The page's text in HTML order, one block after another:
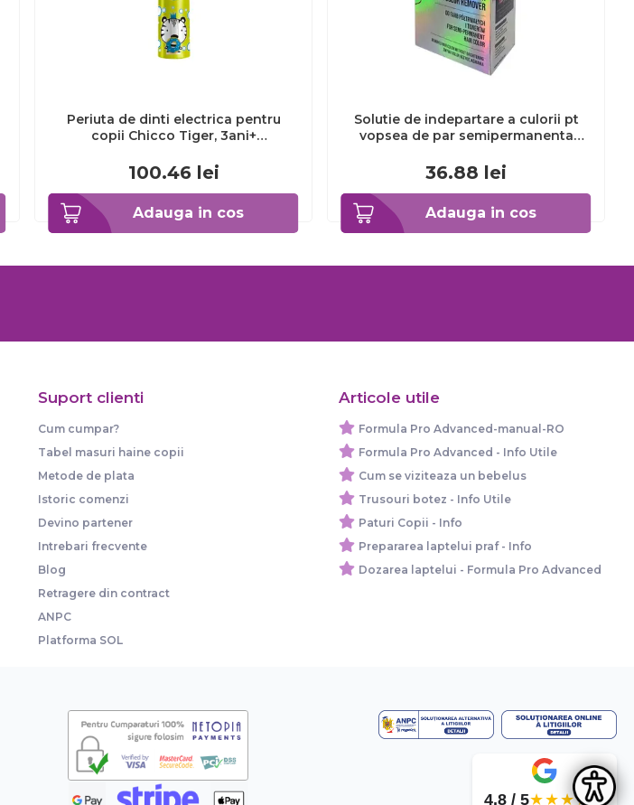
Adauga in cos
Periuta de dinti electrica pentru
copii Chicco Tiger, 3ani+
100.46 lei
Adauga in cos
Solutie de indepartare a culorii pt
vopsea de par semipermanenta
ml
36.88 lei
Suport clienti
Cum cumpar?
Tabel masuri haine copii
Metode de plata
Istoric comenzi
Devino partener
Intrebari frecvente
Blog
Retragere din contract
ANPC
Platforma SOL
Articole utile
Formula Pro Advanced-manual-RO
Formula Pro Advanced - Info Utile
Cum se viziteaza un bebelus
Trusouri botez - Info Utile
Paturi Copii - Info
Prepararea laptelui praf - Info
Dozarea laptelui - Formula Pro Advanced
4.8 / 5★★★★★